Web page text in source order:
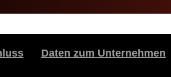
Daten zum Unternehmen